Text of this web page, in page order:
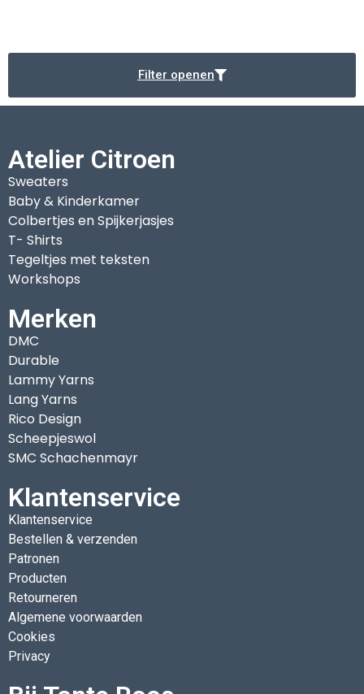
Filter openen
Atelier Citroen
Sweaters
Baby & Kinderkamer
Colbertjes en Spijkerjasjes
T- Shirts
Tegeltjes met teksten
Workshops
Merken
DMC
Durable
Lammy Yarns
Lang Yarns
Rico Design
Scheepjeswol
SMC Schachenmayr
Klantenservice
Klantenservice
Bestellen & verzenden
Patronen
Producten
Retourneren
Algemene voorwaarden
Cookies
Privacy